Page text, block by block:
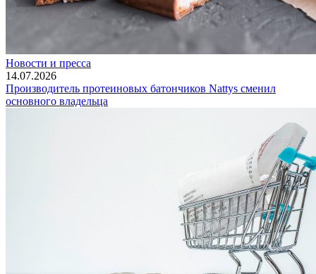
Новости и пресса
14.07.2026
Производитель протеиновых батончиков Nattys сменил
основного владельца